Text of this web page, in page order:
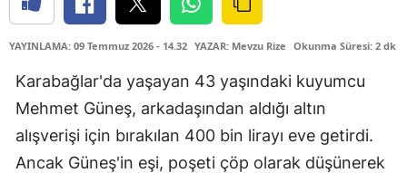
YAYINLAMA: 09 Temmuz 2026 - 14.32 YAZAR: Mevzu Rize Okunma Süresi: 2 dk
Karabağlar'da yaşayan 43 yaşındaki kuyumcu
Mehmet Güneş, arkadaşından aldığı altın
alışverişi için bırakılan 400 bin lirayı eve getirdi.
Ancak Güneş'in eşi, poşeti çöp olarak düşünerek